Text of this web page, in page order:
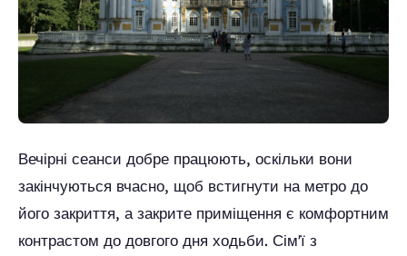
Вечірні сеанси добре працюють, оскільки вони
закінчуються вчасно, щоб встигнути на метро до
його закриття, а закрите приміщення є комфортним
контрастом до довгого дня ходьби. Сім'ї з